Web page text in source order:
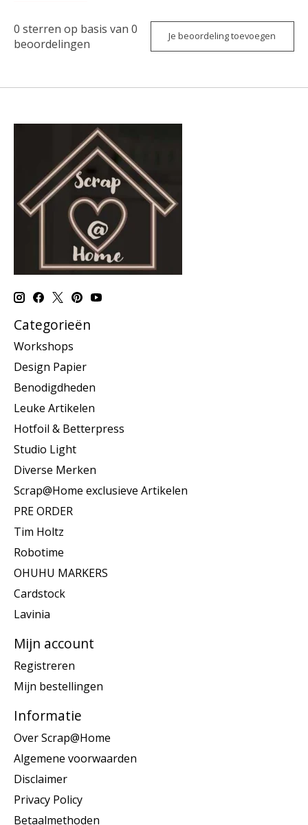
0 sterren op basis van 0
beoordelingen
Je beoordeling toevoegen
Categorieën
Workshops
Design Papier
Benodigdheden
Leuke Artikelen
Hotfoil & Betterpress
Studio Light
Diverse Merken
Scrap@Home exclusieve Artikelen
PRE ORDER
Tim Holtz
Robotime
OHUHU MARKERS
Cardstock
Lavinia
Mijn account
Registreren
Mijn bestellingen
Informatie
Over Scrap@Home
Algemene voorwaarden
Disclaimer
Privacy Policy
Betaalmethoden